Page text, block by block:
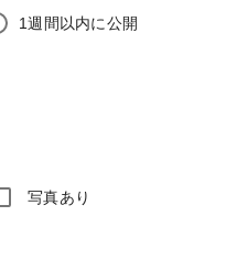
1週間以内に公開
写真あり